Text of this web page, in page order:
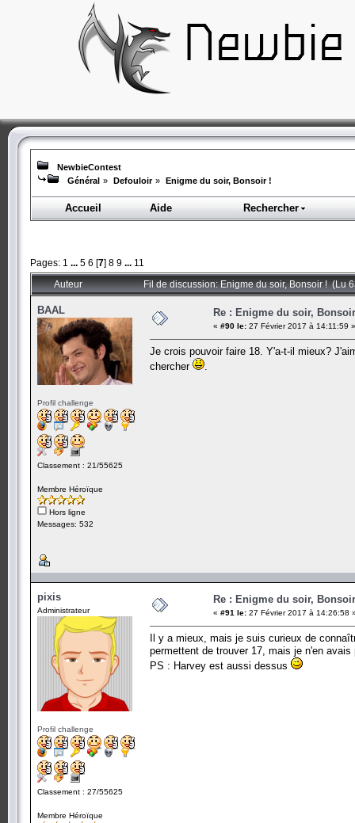
NewbieContest
Général » Defouloir » Enigme du soir, Bonsoir !
Accueil Aide Rechercher
Pages: 1 ... 5 6 [7] 8 9 ... 11
Auteur Fil de discussion: Enigme du soir, Bonsoir ! (Lu
BAAL
Profil challenge
Classement : 21/55625
Membre Héroïque
Hors ligne
Messages: 532
Re : Enigme du soir,
« #90 le: 27 Février 2017 à 14:11:59 »
Je crois pouvoir faire 18. Y'a-t-il mieux?
chercher
pixis
Administrateur
Profil challenge
Classement : 27/55625
Membre Héroïque
Re : Enigme du soir,
« #91 le: 27 Février 2017 à 14:26:58
Il y a mieux, mais je suis curieux de
permettent de trouver 17, mais je n'en
PS : Harvey est aussi dessus